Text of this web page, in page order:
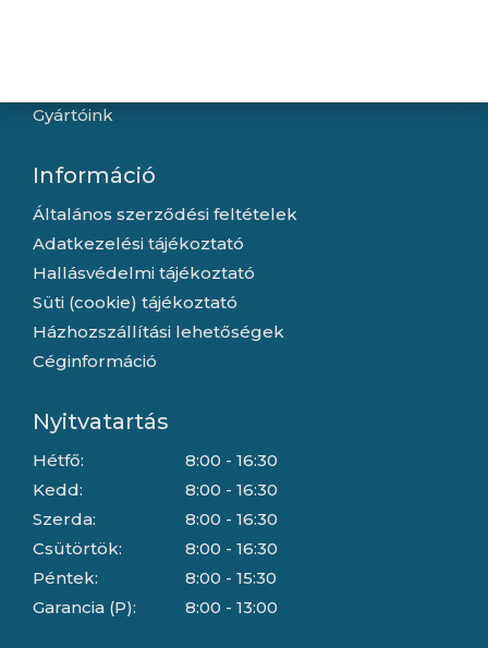
Gyártóink
Információ
Általános szerződési feltételek
Adatkezelési tájékoztató
Hallásvédelmi tájékoztató
Süti (cookie) tájékoztató
Házhozszállítási lehetőségek
Céginformáció
Nyitvatartás
Hétfő:
Kedd:
Szerda:
Csütörtök:
Péntek:
Garancia (P):
8:00 - 16:30
8:00 - 16:30
8:00 - 16:30
8:00 - 16:30
8:00 - 15:30
8:00 - 13:00